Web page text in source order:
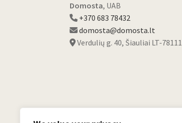
Domosta, UAB
+370 683 78432
domosta@domosta.lt
Verdulių g. 40, Šiauliai LT-78111